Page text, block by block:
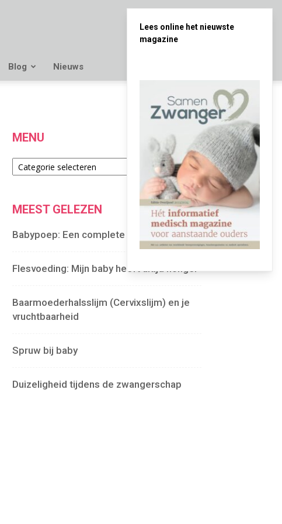
Blog Nieuws
MENU
Menu
MEEST GELEZEN
Babypoep: Een complete gids
Flesvoeding: Mijn baby heeft altijd honger
Baarmoederhalsslijm (Cervixslijm) en je
vruchtbaarheid
Spruw bij baby
Duizeligheid tijdens de zwangerschap
Lees online het nieuwste
magazine